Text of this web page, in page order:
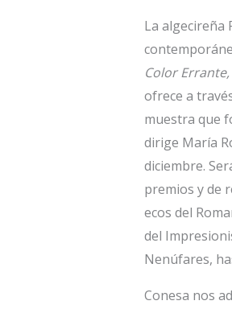
La algecireña
Color
ofrece a
muestra que
dirige María
diciembre.
premios y de
ecos del
del
Nenúfares,
Conesa nos